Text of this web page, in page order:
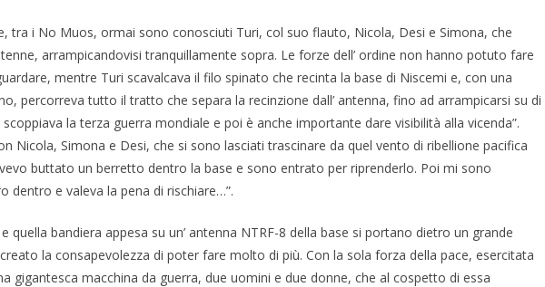
tra i No Muos, ormai sono conosciuti Turi, col suo flauto, Nicola, Desi e Simona, che
ar­rampicandovisi tranquillamente sopra. Le forze dell’ ordine non hanno potuto fare
mentre Turi scavalcava il filo spinato che recinta la base di Niscemi e, con una
percorreva tutto il tratto che separa la recinzione dall’ an­tenna, fino ad arrampicar­si su di
la terza guerra mon­diale e poi è anche importante dare vi­sibilità alla vicenda”.
Nicola, Si­mona e Desi, che si sono lasciati trascinare da quel vento di ri­bellione pacifica
buttato un ber­retto dentro la base e sono entrato per riprenderlo. Poi mi sono
dentro e valeva la pena di rischiare…”.
e quella bandiera appesa su un’ antenn­a NTRF-8 della base si portano dietro un grande
la consapevolezza di poter fare molto di più. Con la sola forza della pace, esercitata
gigantesca macchina da guerra, due uo­mini e due donne, che al cospetto di essa